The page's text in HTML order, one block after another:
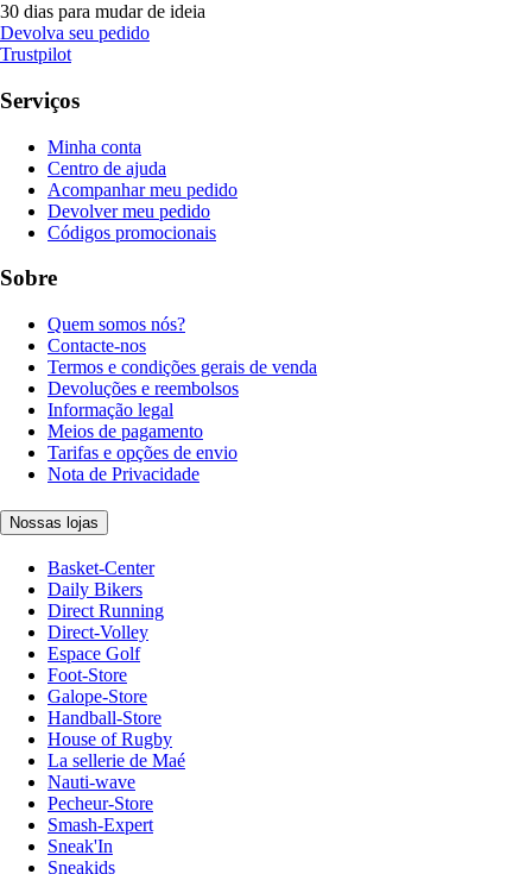
30 dias para mudar de ideia
Devolva seu pedido
Trustpilot
Serviços
Minha conta
Centro de ajuda
Acompanhar meu pedido
Devolver meu pedido
Códigos promocionais
Sobre
Quem somos nós?
Contacte-nos
Termos e condições gerais de venda
Devoluções e reembolsos
Informação legal
Meios de pagamento
Tarifas e opções de envio
Nota de Privacidade
Nossas lojas
Basket-Center
Daily Bikers
Direct Running
Direct-Volley
Espace Golf
Foot-Store
Galope-Store
Handball-Store
House of Rugby
La sellerie de Maé
Nauti-wave
Pecheur-Store
Smash-Expert
Sneak'In
Sneakids